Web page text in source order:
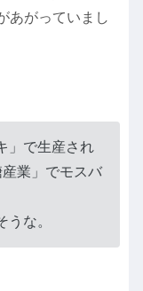
あがっていまし
」で生産され
業」でモスバ
な。